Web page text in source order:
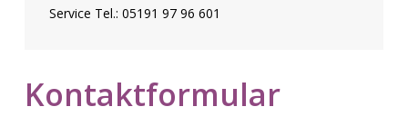
Service Tel.: 05191 97 96 601
Kontaktformular